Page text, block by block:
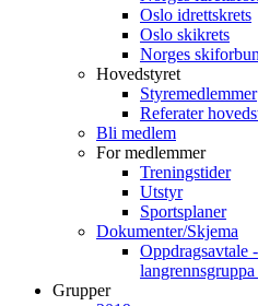
Oslo idrettskrets
Oslo skikrets
Norges
Hovedstyret
Styremedlemmer
Referater
Bli medlem
For medlemmer
Treningstider
Utstyr
Sportsplaner
Dokumenter/Skjema
Oppdragsavtale
Grupper